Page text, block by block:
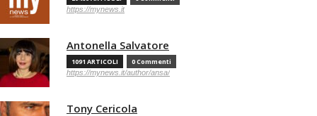
https://mynews.it
Antonella Salvatore
1091 ARTICOLI 0 Commenti
https://mynews.it/author/ansa/
Tony Cericola